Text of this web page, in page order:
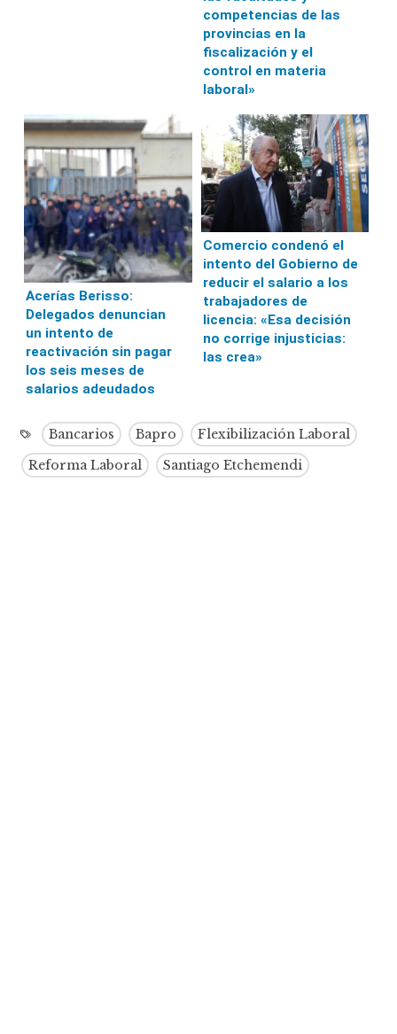
competencias de las
provincias en la
fiscalización y el
control en materia
laboral»
Acerías Berisso:
Delegados denuncian
un intento de
reactivación sin pagar
los seis meses de
salarios adeudados
Comercio condenó el
intento del Gobierno de
reducir el salario a los
trabajadores de
licencia: «Esa decisión
no corrige injusticias:
las crea»
Bancarios Bapro
Flexibilización Laboral
Reforma Laboral
Santiago Etchemendi